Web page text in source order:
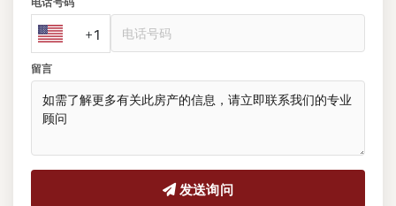
电话号码
+1
留言
发送询问